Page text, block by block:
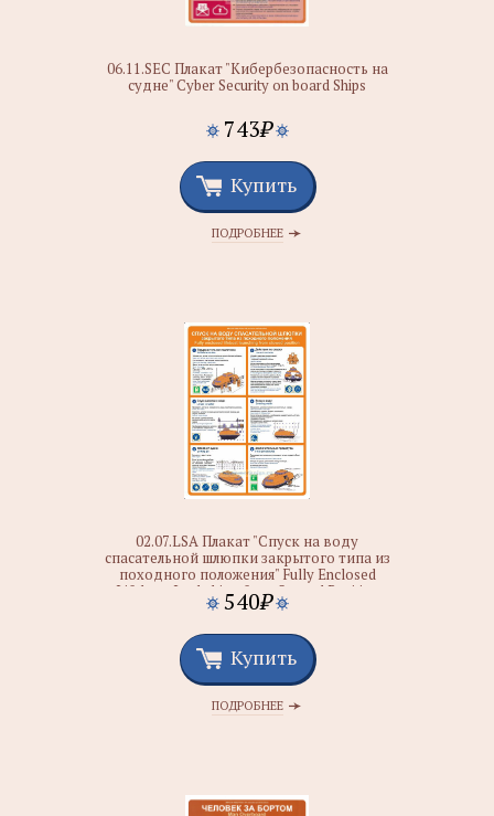
06.11.SEC Плакат "Кибербезопасность на
судне" Cyber Security on board Ships
743₽
Купить
ПОДРОБНЕЕ
02.07.LSA Плакат "Спуск на воду
спасательной шлюпки закрытого типа из
походного положения" Fully Enclosed
Lifeboat Laubching from Stowed Position
540₽
Купить
ПОДРОБНЕЕ